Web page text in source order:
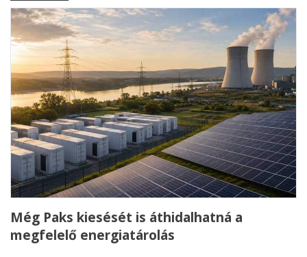
Még Paks kiesését is áthidalhatná a
megfelelő energiatárolás